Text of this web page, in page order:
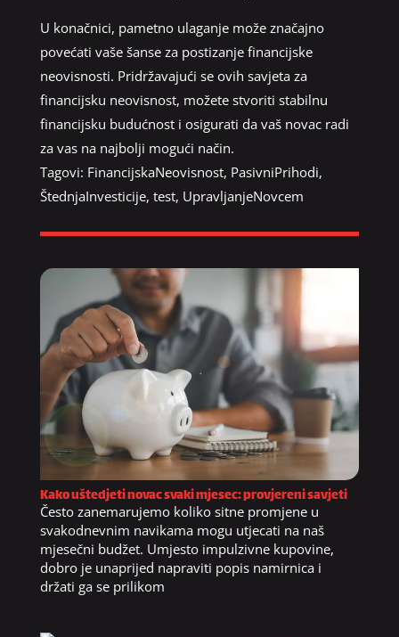
U konačnici, pametno ulaganje može značajno
povećati vaše šanse za postizanje financijske
neovisnosti. Pridržavajući se ovih savjeta za
financijsku neovisnost, možete stvoriti stabilnu
financijsku budućnost i osigurati da vaš novac radi
za vas na najbolji mogući način.
Tagovi: FinancijskaNeovisnost, PasivniPrihodi,
ŠtednjaInvesticije, test, UpravljanjeNovcem
Kako uštedjeti novac svaki mjesec: provjereni savjeti
Često zanemarujemo koliko sitne promjene u
svakodnevnim navikama mogu utjecati na naš
mjesečni budžet. Umjesto impulzivne kupovine,
dobro je unaprijed napraviti popis namirnica i
držati ga se prilikom